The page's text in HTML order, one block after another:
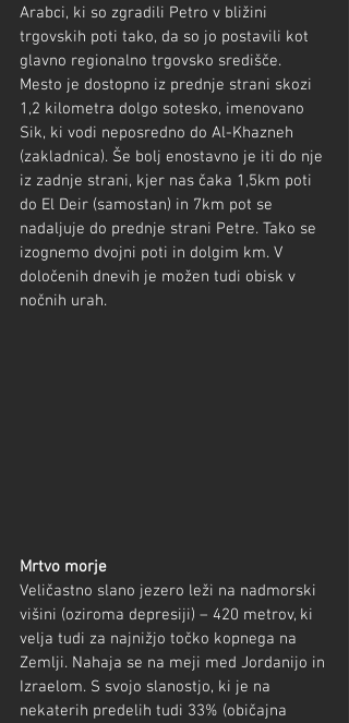
Arabci, ki so zgradili Petro v bližini
trgovskih poti tako, da so jo postavili kot
glavno regionalno trgovsko središče.
Mesto je dostopno iz prednje strani skozi
1,2 kilometra dolgo sotesko, imenovano
Sik, ki vodi neposredno do Al-Khazneh
(zakladnica). Še bolj enostavno je iti do nje
iz zadnje strani, kjer nas čaka 1,5km poti
do El Deir (samostan) in 7km pot se
nadaljuje do prednje strani Petre. Tako se
izognemo dvojni poti in dolgim km. V
določenih dnevih je možen tudi obisk v
nočnih urah.
Mrtvo morje
Veličastno slano jezero leži na nadmorski
višini (oziroma depresiji) – 420 metrov, ki
velja tudi za najnižjo točko kopnega na
Zemlji. Nahaja se na meji med Jordanijo in
Izraelom. S svojo slanostjo, ki je na
nekaterih predelih tudi 33% (običajna